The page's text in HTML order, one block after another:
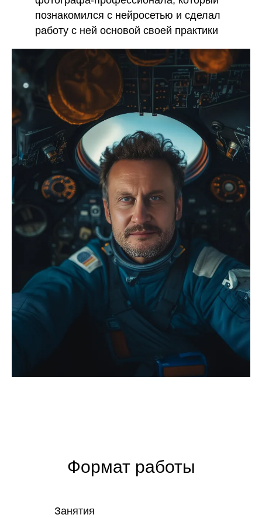
познакомился с нейросетью и сделал
работу с ней основой своей практики
Формат работы
Занятия